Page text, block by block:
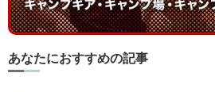
あなたにおすすめの記事